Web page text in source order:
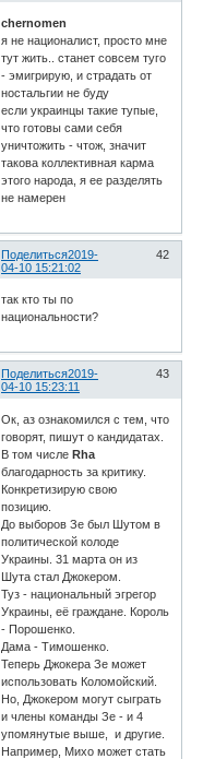
chernomen
я не националист, просто мне
тут жить.. станет совсем туго
- эмигрирую, и страдать от
ностальгии не буду
если украинцы такие тупые,
что готовы сами себя
уничтожить - чтож, значит
такова коллективная карма
этого народа, я ее разделять
не намерен
Поделиться 42
2019-
04-10 15:21:02
так кто ты по
национальности?
Поделиться 43
2019-
04-10 15:23:11
Ок, аз ознакомился с тем, что
говорят, пишут о кандидатах.
В том числеRha
благодарность за критику.
Конкретизирую свою
позицию.
До выборов Зе был Шутом в
политической колоде
Украины. 31 марта он из
Шута стал Джокером.
Туз - национальный эгрегор
Украины, её граждане. Король
- Порошенко.
Дама - Тимошенко.
Теперь Джокера Зе может
использовать Коломойский.
Но, Джокером могут сыграть
и члены команды Зе - и 4
упомянутые выше, и другие.
Например, Михо может стать